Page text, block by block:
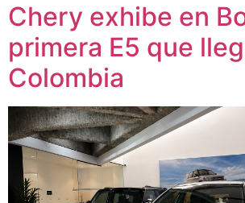
Chery exhibe en
primera E5 que
Colombia